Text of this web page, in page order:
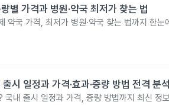
가격과 병원·약국 최저가 찾는 법
국 가격, 최저가 병원·약국 찾는 법까지 한눈
일정과 가격·효과·증량 방법 전격 분석
내 출시 일정과 가격, 증량 방법까지 최신 정